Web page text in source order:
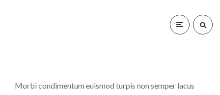
Morbi condimentum euismod turpis non semper lacus